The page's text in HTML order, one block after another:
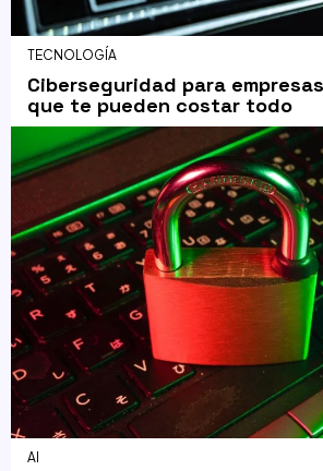
TECNOLOGÍA
Ciberseguridad para
que te pueden costar todo
AI